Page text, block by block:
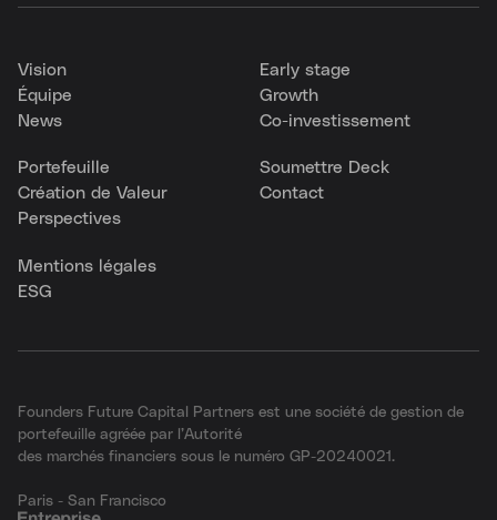
Vision
Équipe
News
Early stage
Growth
Co-investissement
Portefeuille
Création de Valeur
Perspectives
Soumettre Deck
Contact
Mentions légales
ESG
Founders Future Capital Partners est une société de gestion de
portefeuille agréée par l’Autorité
des marchés financiers sous le numéro GP-20240021.
Paris - San Francisco